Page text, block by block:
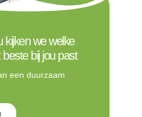
kijken we welke
beste bij jou past
een duurzaam